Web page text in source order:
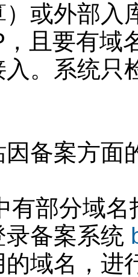
或外部入
且要有域
入。系统只
备案方面
有部分域
备案系统
域名，进